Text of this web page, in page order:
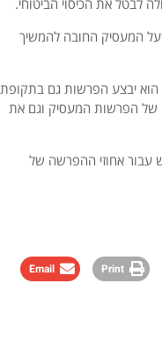
המעסיק החובה להמשיך
יבצע הפרשות גם בתקופת
של הפרשות המעסיק וגם את
עבור אחוזי ההפרשה של
Print
Email